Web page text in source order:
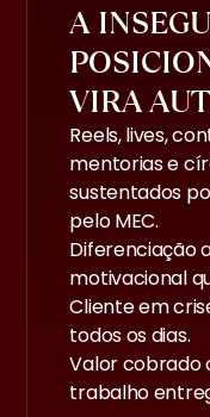
A
VIRA
Reels, lives,
mentorias e
sustentados
pelo MEC.
Diferenciação
motivacional
Cliente em
todos os dias.
Valor cobrado
trabalho